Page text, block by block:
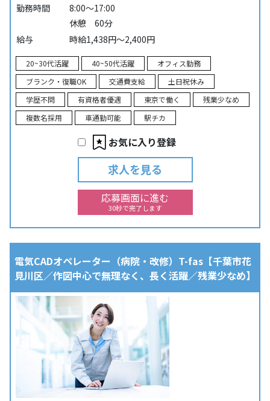
勤務時間
8:00～17:00
休憩 60分
給与
時給1,438円～2,400円
20~30代活躍 40~50代活躍
オフィス勤務
ブランク・復職OK
交通費支給
土日祝休み
学歴不問
有資格者優遇 東京で働く
残業少なめ
複数名採用
車通勤可能 駅チカ
お気に入り登録
求人を見る
応募画面に進む
30秒で完了します
電気CADオペレーター（病院・改修）T-fas【千葉市花
見川区／作図中心で無理なく、長く活躍／残業少なめ】